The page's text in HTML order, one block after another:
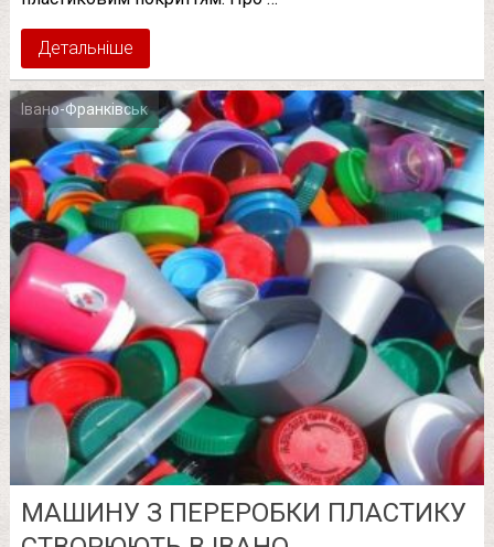
Детальніше
Івано-Франківськ
МАШИНУ З ПЕРЕРОБКИ ПЛАСТИКУ